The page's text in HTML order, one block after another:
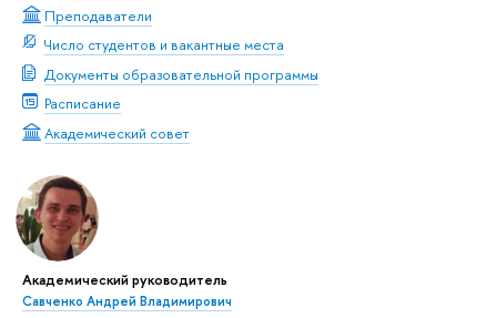
Преподаватели
Число студентов и вакантные места
Документы образовательной программы
Расписание
Академический совет
Академический руководитель
Савченко Андрей Владимирович